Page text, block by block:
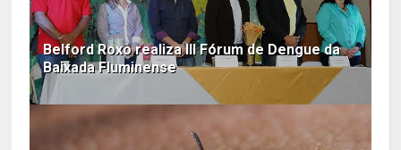
Belford Roxo realiza III Fórum de Dengue da
Baixada Fluminense